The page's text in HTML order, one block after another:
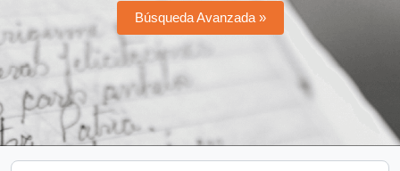
Búsqueda Avanzada »